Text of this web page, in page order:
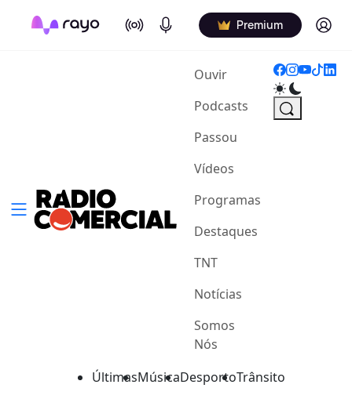
On Air Podcasts Premium Log in
Ouvir(current)
Podcasts
Passou
Vídeos
Programas
Destaques
TNT
Notícias
Somos
Nós
ÚltimasMúsicaDesportoTrânsito